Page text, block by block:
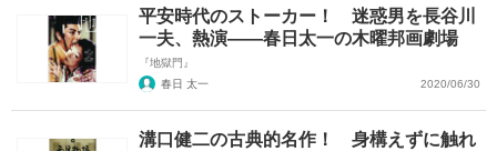
平安時代のストーカー！ 迷惑男を長谷川
一夫、熱演――春日太一の木曜邦画劇場
『地獄門』
春日 太一
2020/06/30
溝口健二の古典的名作！ 身構えずに触れ